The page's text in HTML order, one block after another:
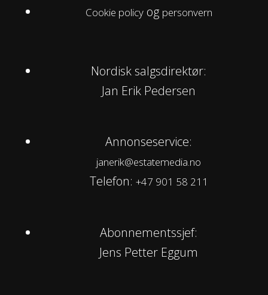
Cookie policyog personvern
Nordisk salgsdirektør:
Jan Erik Pedersen
Annonseservice:
janerik@estatemedia.no
Telefon: +47 901 58 211
Abonnementssjef:
Jens Petter Eggum